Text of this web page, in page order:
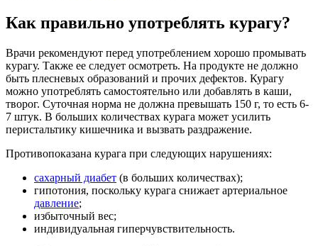
Как правильно употреблять курагу?
Врачи рекомендуют перед употреблением хорошо промывать
курагу. Также ее следует осмотреть. На продукте не должно
быть плесневых образований и прочих дефектов. Курагу
можно употреблять самостоятельно или добавлять в каши,
творог. Суточная норма не должна превышать 150 г, то есть 6-
7 штук. В больших количествах курага может усилить
перистальтику кишечника и вызвать раздражение.
Противопоказана курага при следующих нарушениях:
сахарный диабет (в больших количествах);
гипотония, поскольку курага снижает артериальное
давление;
избыточный вес;
индивидуальная гиперчувствительность.